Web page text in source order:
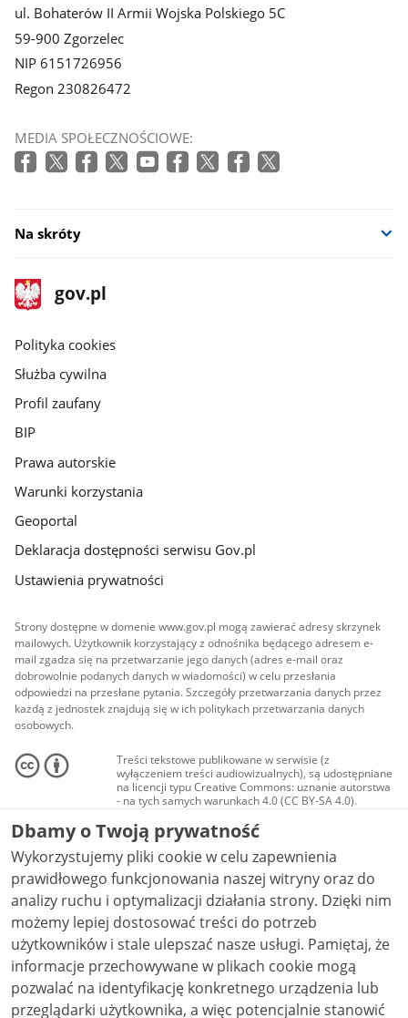
ul. Bohaterów II Armii Wojska Polskiego 5C
59-900 Zgorzelec
NIP 6151726956
Regon 230826472
MEDIA SPOŁECZNOŚCIOWE:
Na skróty
stopka
gov.pl
Strona
gov.pl
gov.pl
Polityka cookies
Służba cywilna
Profil zaufany
BIP
Prawa autorskie
Warunki korzystania
Geoportal
Deklaracja dostępności serwisu Gov.pl
Ustawienia prywatności
Strony dostępne w domenie www.gov.pl mogą zawierać adresy skrzynek
mailowych. Użytkownik korzystający z odnośnika będącego adresem e-
mail zgadza się na przetwarzanie jego danych (adres e-mail oraz
dobrowolnie podanych danych w wiadomości) w celu przesłania
odpowiedzi na przesłane pytania. Szczegóły przetwarzania danych przez
każdą z jednostek znajdują się w ich politykach przetwarzania danych
osobowych.
Treści tekstowe publikowane w serwisie (z
wyłączeniem treści audiowizualnych), są udostępniane
na licencji typu Creative Commons: uznanie autorstwa
- na tych samych warunkach 4.0 (CC BY-SA 4.0).
Materiały audiowizualne, w tym zdjęcia, materiały
audio i wideo, są udostępniane na licencji typu
Creative Commons: uznanie autorstwa użycie
niekomercyjne - bez utworów zależnych 4.0 (CC BY-
NC-ND 4.0), o ile nie jest to stwierdzone inaczej.
Dbamy o Twoją prywatność
Wykorzystujemy pliki cookie w celu zapewnienia
prawidłowego funkcjonowania naszej witryny oraz do
analizy ruchu i optymalizacji działania strony. Dzięki nim
możemy lepiej dostosować treści do potrzeb
użytkowników i stale ulepszać nasze usługi. Pamiętaj, że
informacje przechowywane w plikach cookie mogą
pozwalać na identyfikację konkretnego urządzenia lub
przeglądarki użytkownika, a więc potencjalnie stanowić